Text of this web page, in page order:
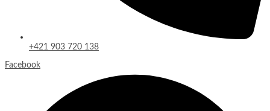
+421 903 720 138
Facebook